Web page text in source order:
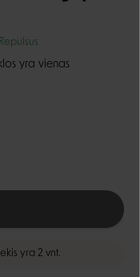
Repulsus
yra vienas
yra 2 vnt.